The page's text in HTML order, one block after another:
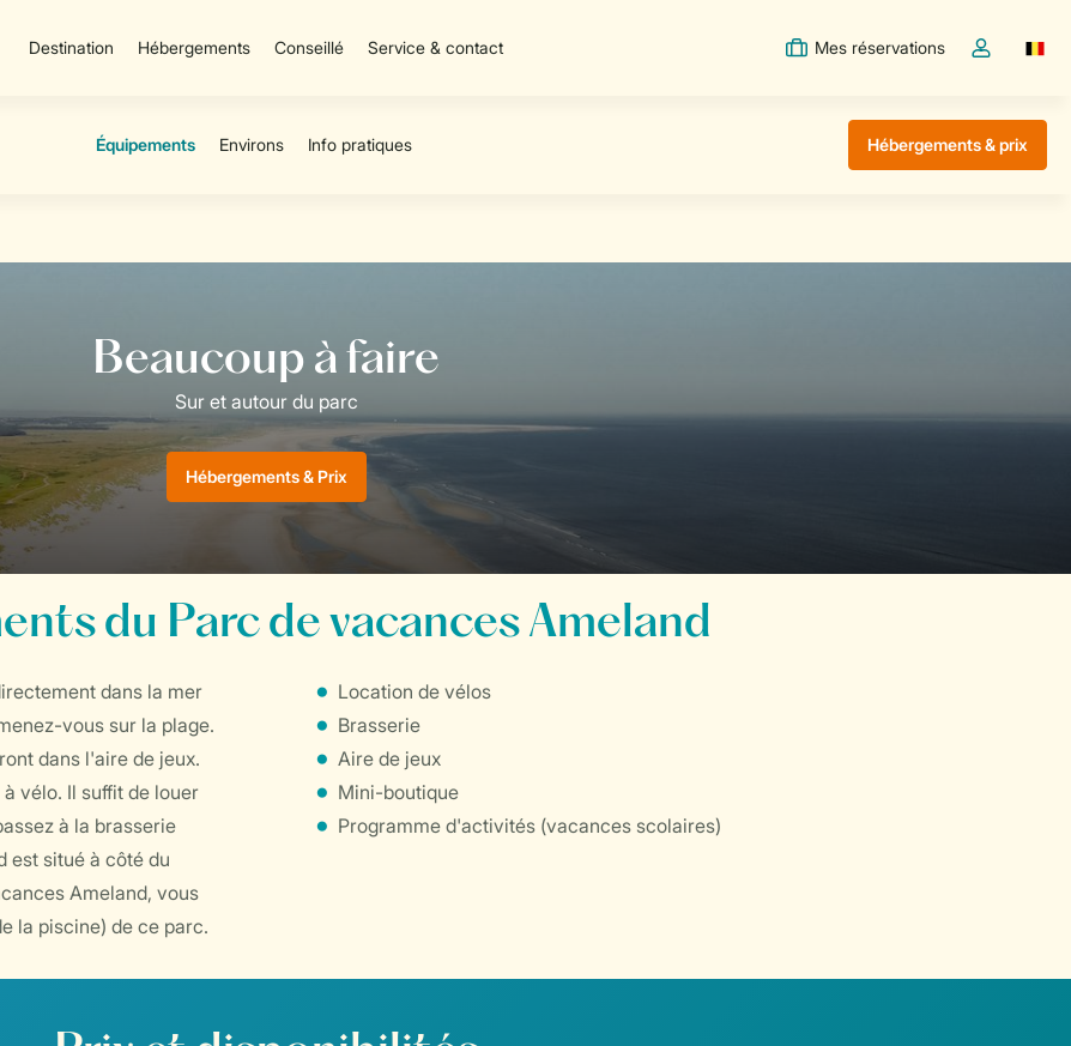
Destination Hébergements Conseillé Service & contact Mes réservations
Toggle the
Hébergements & prix
Hébergements & Prix
du Parc de vacances Ameland
dans la mer
vous sur la plage.
dans l'aire de jeux.
vélo. Il suffit de louer
à la brasserie
est situé à côté du
Ameland, vous
la piscine) de ce parc.
Location de vélos
Brasserie
Aire de jeux
Mini-boutique
Programme d'activités (vacances scolaires)